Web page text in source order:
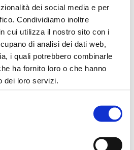
dei social media e per
Condividiamo inoltre
cui utilizza il nostro sito con i
di analisi dei dati web,
i quali potrebbero combinarle
ha fornito loro o che hanno
dei loro servizi.
Last update: 2011/05/12 23:54
1Q 2011